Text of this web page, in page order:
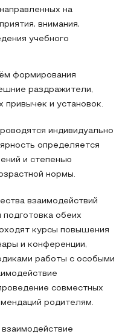
на
внимания,
учебного
формирования
раздражители,
и установок.
индивидуально
определяется
и степенью
нормы.
взаимодействий
обеих
курсы повышения
и конференции,
работы с особыми
совместных
родителям.